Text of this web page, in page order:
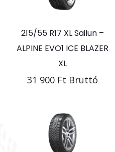
215/55 R17 XL Sailun –
ALPINE EVO1 ICE BLAZER
XL
31 900 Ft Bruttó